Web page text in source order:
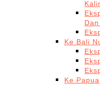
Ke Bali
Ke Papua